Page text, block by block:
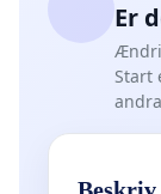
Er
Start
Beskriv